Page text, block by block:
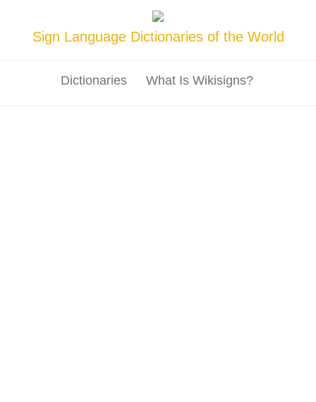
Sign Language Dictionaries of the World
Dictionaries What Is Wikisigns?